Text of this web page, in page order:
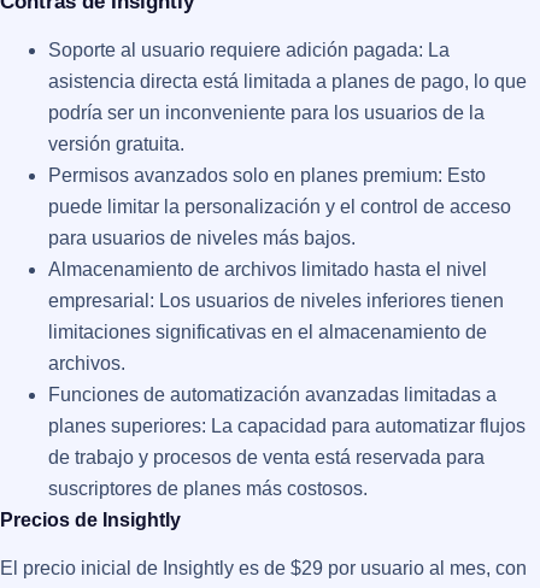
Soporte al usuario requiere adición pagada: La
asistencia directa está limitada a planes de pago, lo que
podría ser un inconveniente para los usuarios de la
versión gratuita.
Permisos avanzados solo en planes premium: Esto
puede limitar la personalización y el control de acceso
para usuarios de niveles más bajos.
Almacenamiento de archivos limitado hasta el nivel
empresarial: Los usuarios de niveles inferiores tienen
limitaciones significativas en el almacenamiento de
archivos.
Funciones de automatización avanzadas limitadas a
planes superiores: La capacidad para automatizar flujos
de trabajo y procesos de venta está reservada para
suscriptores de planes más costosos​​.
Precios de Insightly
El precio inicial de Insightly es de $29 por usuario al mes, con